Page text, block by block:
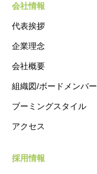
会社情報
代表挨拶
企業理念
会社概要
組織図/ボードメンバー
ブーミングスタイル
アクセス
採用情報